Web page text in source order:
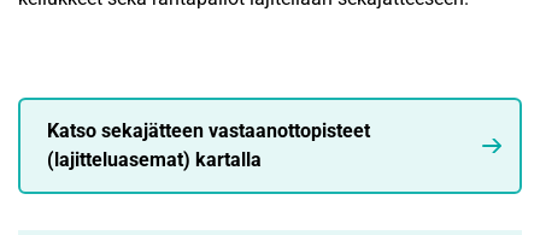
Katso sekajätteen vastaanottopisteet
(lajitteluasemat) kartalla